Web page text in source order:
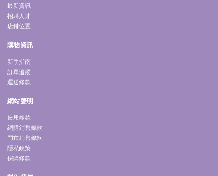
最新資訊
招聘人才
店鋪位置
購物資訊
新手指南
訂單追蹤
運送條款
網站聲明
使用條款
網購銷售條款
門市銷售條款
隱私政策
採購條款